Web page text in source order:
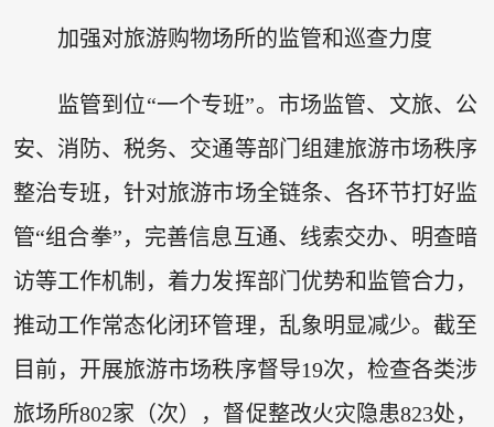
加强对旅游购物场所的监管和巡查力度
监管到位“一个专班”。市场监管、文旅、公
安、消防、税务、交通等部门组建旅游市场秩序
整治专班，针对旅游市场全链条、各环节打好监
管“组合拳”，完善信息互通、线索交办、明查暗
访等工作机制，着力发挥部门优势和监管合力，
推动工作常态化闭环管理，乱象明显减少。截至
目前，开展旅游市场秩序督导19次，检查各类涉
旅场所802家（次），督促整改火灾隐患823处，